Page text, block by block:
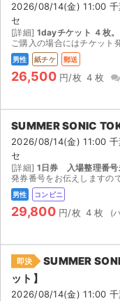
2026/08/14(金) 11:00 千
セ
[詳細] 1dayチケット ４枚。
ご購入の場合にはチケット発券可能日時（8月7日12時以降）になりましたら、
男性 紙チケ 郵送
26,500 円/枚 4 枚
SUMMER SONIC
2026/08/14(金) 11:00 千
セ
[詳細] 1日券 入場整理番号
発券番号をお伝えしますので各コンビニにて紙チケットを発券してくだ
男性 コンビニ
29,800 円/枚 4 枚
即決
SUMMER
ット】
2026/08/14(金) 11:00 千